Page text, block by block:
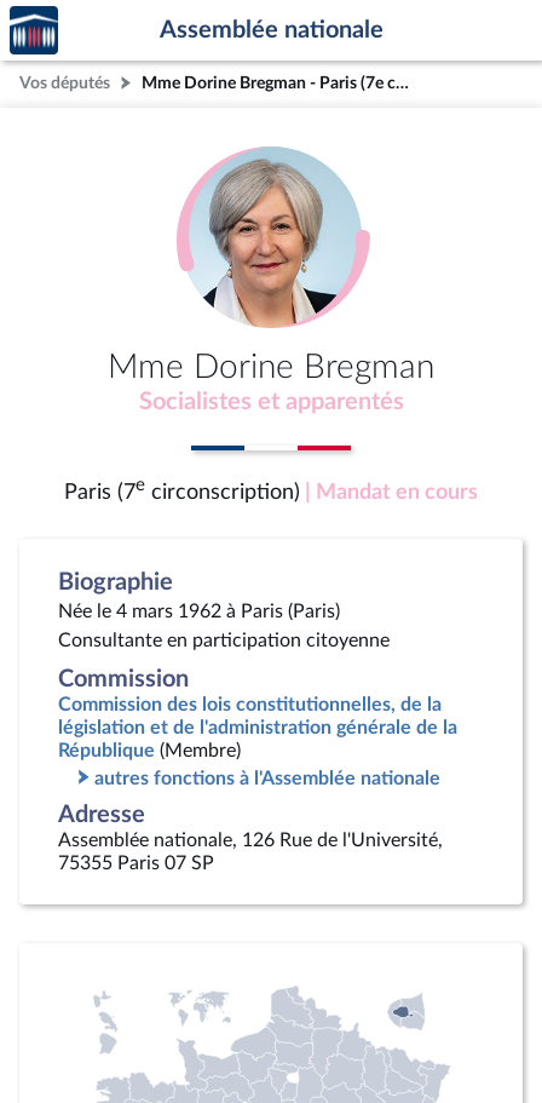
Aller au contenu
Aller en bas de la page
Accèder
à la
page
d'accueil
Assemblée nationale
Vos députés Mme Dorine Bregman - Paris (7e circonscription)
Mme Dorine Bregman
Socialistes et apparentés
Paris (7e circonscription) | Mandat en cours
Biographie
Née le 4 mars 1962 à Paris (Paris)
Consultante en participation citoyenne
Commission
Commission des lois constitutionnelles, de la
législation et de l'administration générale de la
République (Membre)
autres fonctions à l'Assemblée nationale
Adresse
Assemblée nationale, 126 Rue de l'Université,
75355 Paris 07 SP